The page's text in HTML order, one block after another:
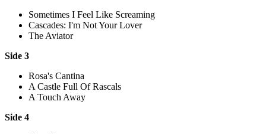
Sometimes I Feel Like Screaming
Cascades: I'm Not Your Lover
The Aviator
Side 3
Rosa's Cantina
A Castle Full Of Rascals
A Touch Away
Side 4